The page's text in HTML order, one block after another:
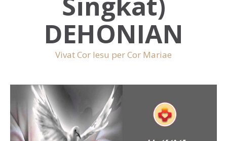
DEHONIAN
Vivat Cor Iesu per Cor Mariae